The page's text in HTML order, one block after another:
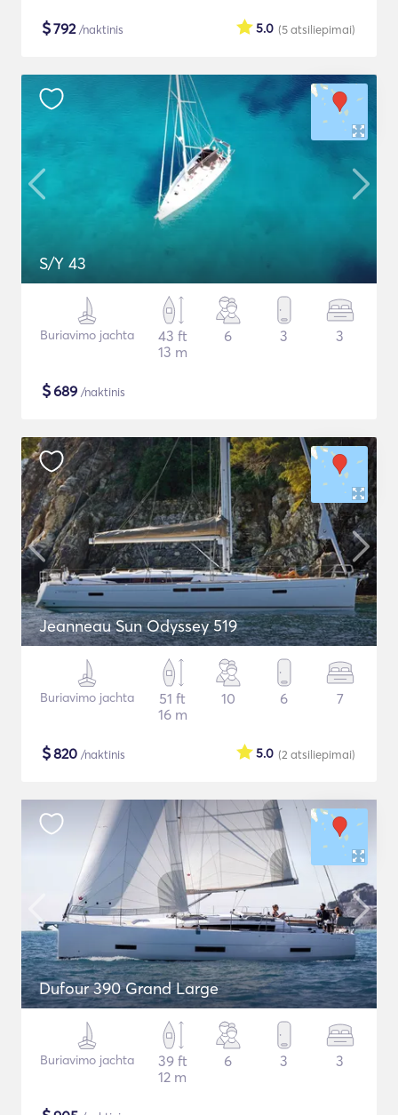
$792/naktinis (5atsiliepimai)
5.0
S/Y 43
Buriavimo jachta
43 ft
13 m
6 3 3
$689 /naktinis
Jeanneau Sun Odyssey 519
Buriavimo jachta
51 ft
16 m
10 6 7
$820 /naktinis (2 atsiliepimai)
5.0
Dufour 390 Grand Large
Buriavimo jachta
39 ft
12 m
6 3 3